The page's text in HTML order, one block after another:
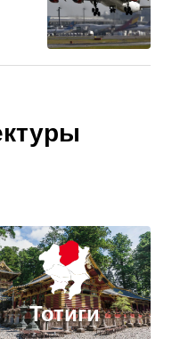
Тотиги